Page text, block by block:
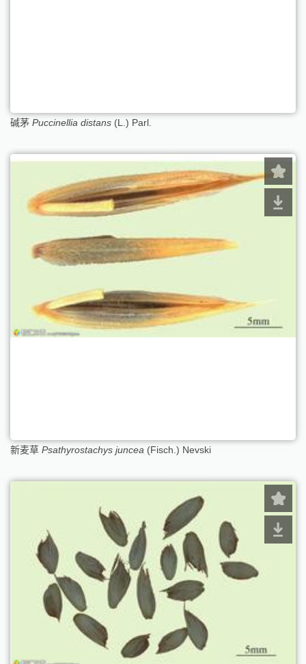
碱茅 Puccinellia distans (L.) Parl.
新麦草 Psathyrostachys juncea (Fisch.) Nevski